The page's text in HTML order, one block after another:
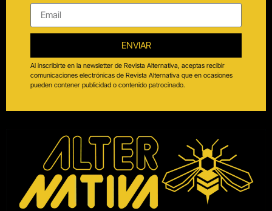
ENVIAR
Al inscribirte en la newsletter de Revista Alternativa, aceptas recibir
comunicaciones electrónicas de Revista Alternativa que en ocasiones
pueden contener publicidad o contenido patrocinado.